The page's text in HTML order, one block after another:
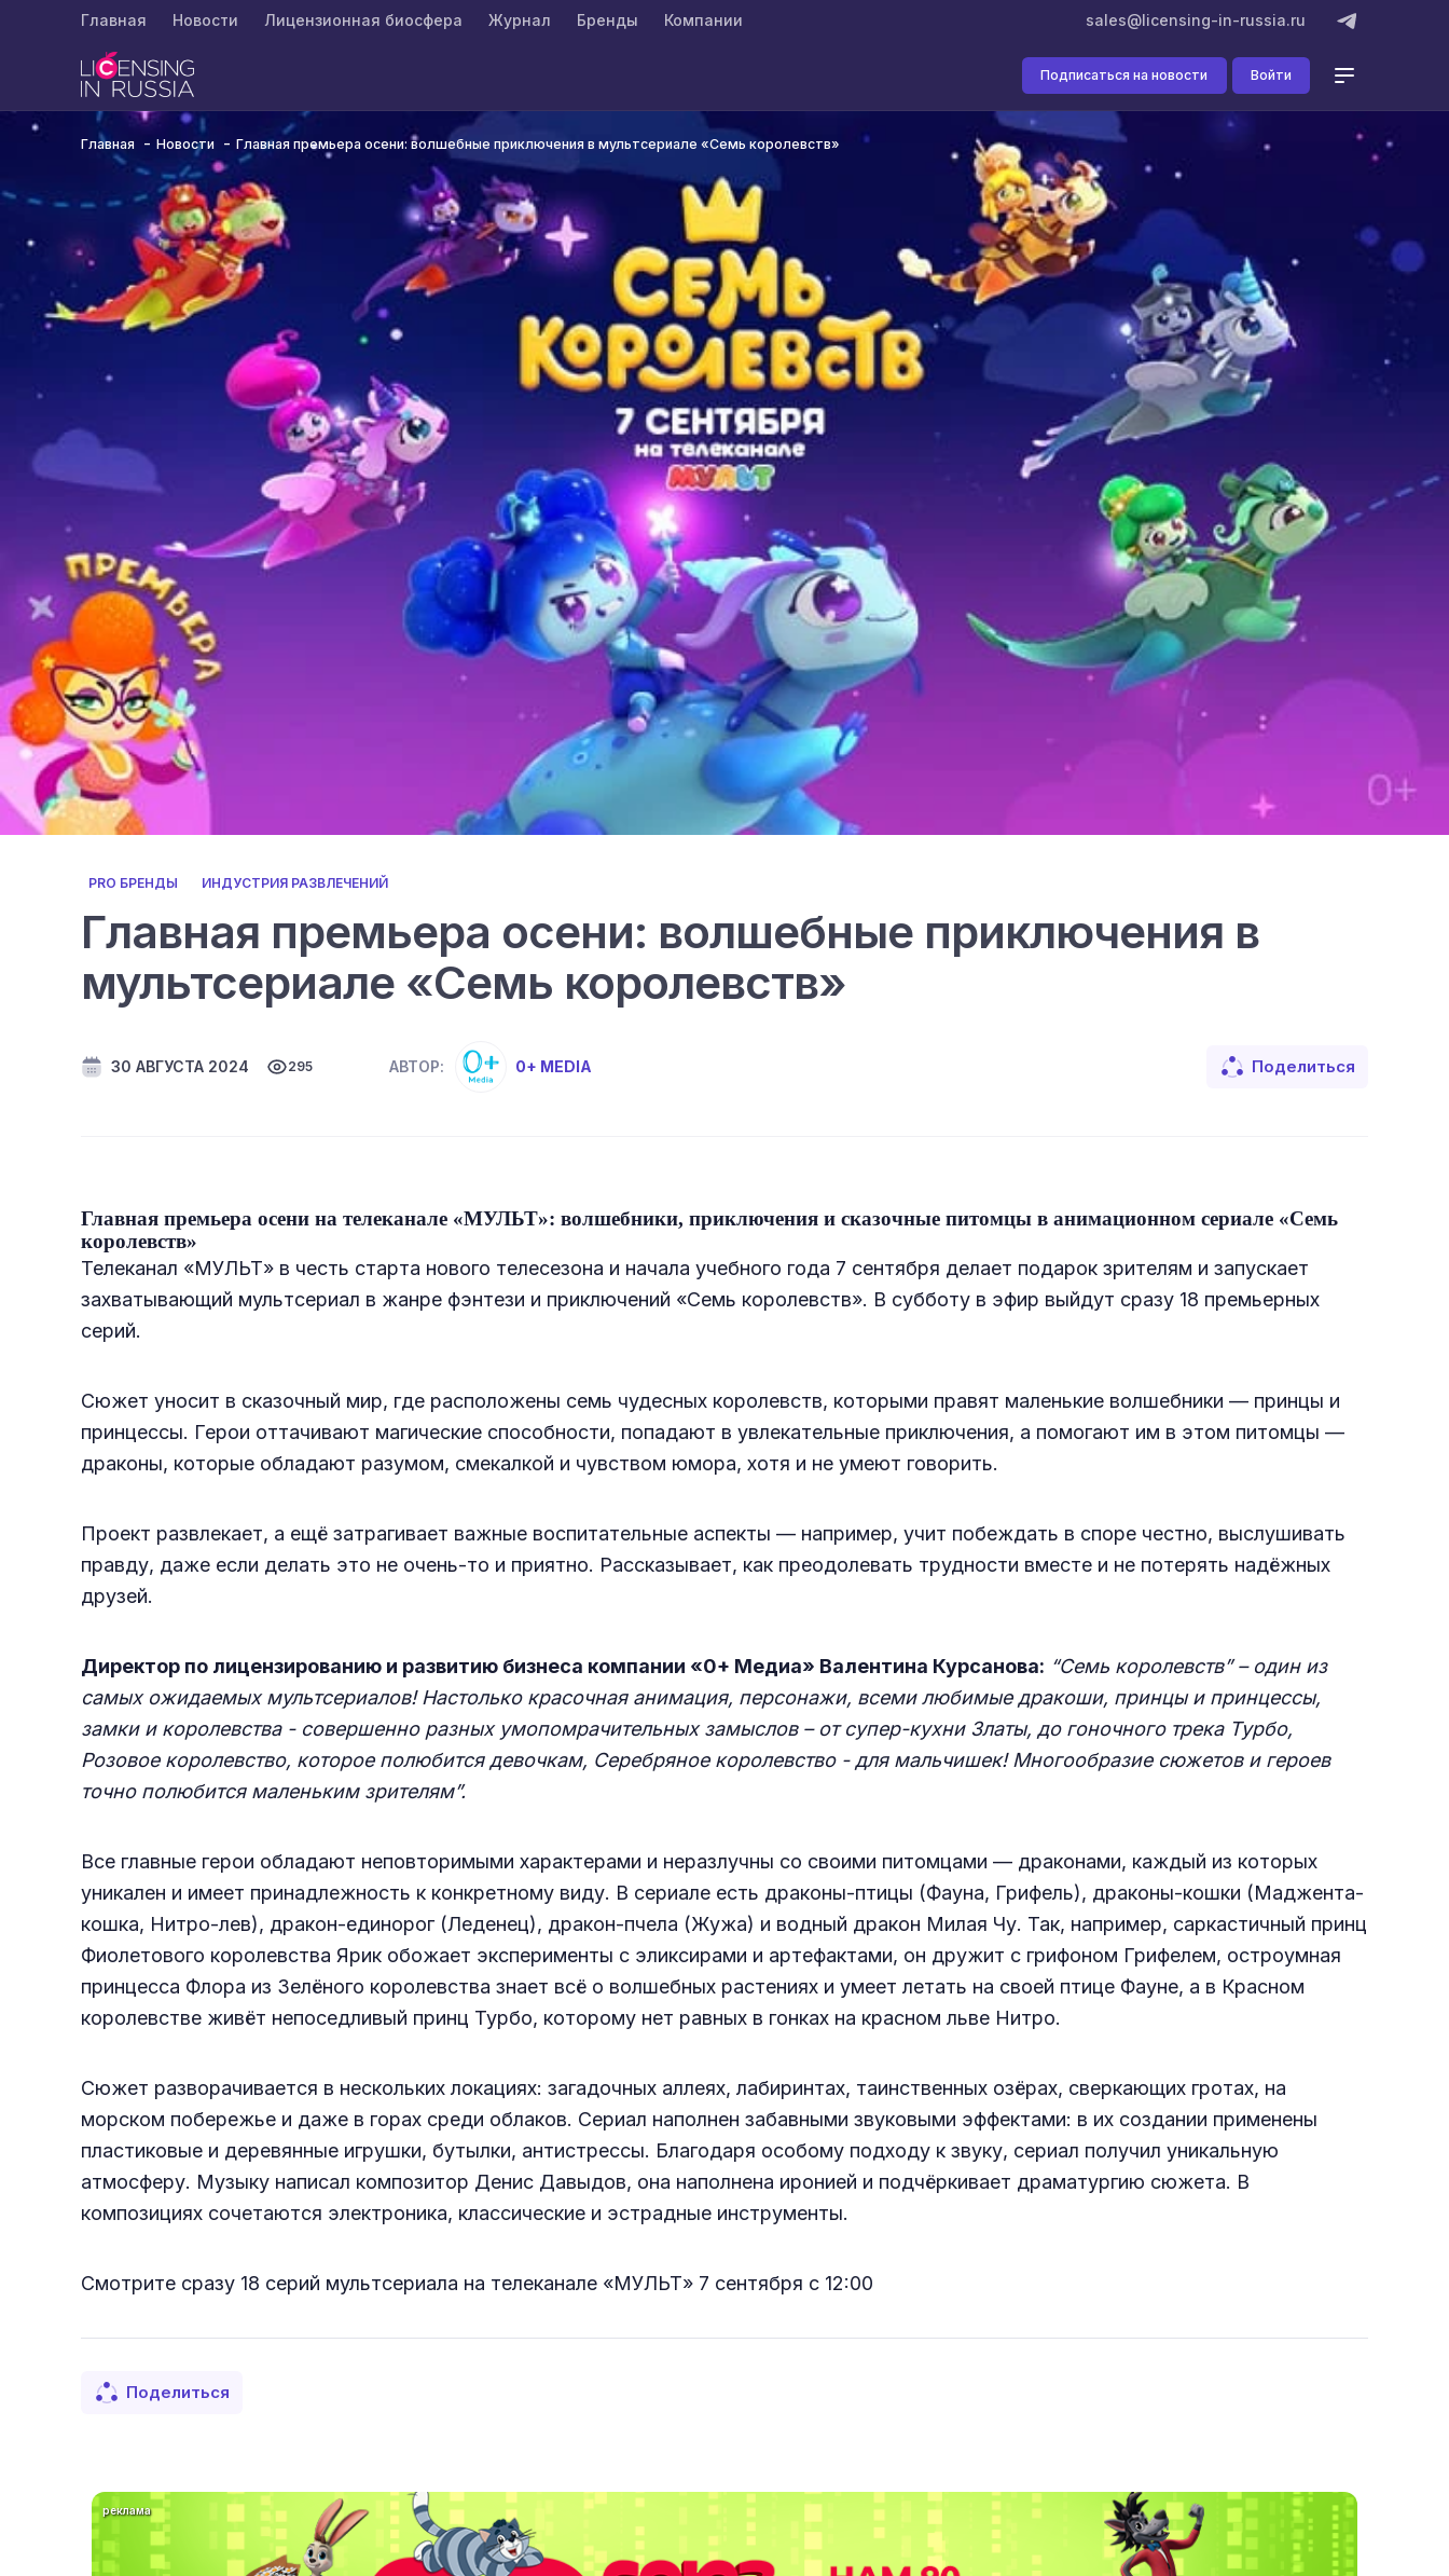
Главная Новости Лицензионная биосфера Журнал Бренды Компании sales@licensing-in-russia.ru
Подписаться на новости Войти
Главная Новости Главная премьера осени: волшебные приключения в мультсериале «Семь королевств»
PRO БРЕНДЫ ИНДУСТРИЯ РАЗВЛЕЧЕНИЙ
Главная премьера осени: волшебные приключения в
мультсериале «Семь королевств»
30 АВГУСТА 2024 295 АВТОР: 0+ MEDIA Поделиться
Главная премьера осени на телеканале «МУЛЬТ»: волшебники, приключения и сказочные питомцы в анимационном сериале «Семь
королевств»
Телеканал «МУЛЬТ» в честь старта нового телесезона и начала учебного года 7 сентября делает подарок зрителям и запускает
захватывающий мультсериал в жанре фэнтези и приключений «Семь королевств». В субботу в эфир выйдут сразу 18 премьерных
серий.
Сюжет уносит в сказочный мир, где расположены семь чудесных королевств, которыми правят маленькие волшебники — принцы и
принцессы. Герои оттачивают магические способности, попадают в увлекательные приключения, а помогают им в этом питомцы —
драконы, которые обладают разумом, смекалкой и чувством юмора, хотя и не умеют говорить.
Проект развлекает, а ещё затрагивает важные воспитательные аспекты — например, учит побеждать в споре честно, выслушивать
правду, даже если делать это не очень-то и приятно. Рассказывает, как преодолевать трудности вместе и не потерять надёжных
друзей.
Директор по лицензированию и развитию бизнеса компании «0+ Медиа» Валентина Курсанова: “Семь королевств” – один из
самых ожидаемых мультсериалов! Настолько красочная анимация, персонажи, всеми любимые дракоши, принцы и принцессы,
замки и королевства - совершенно разных умопомрачительных замыслов – от супер-кухни Златы, до гоночного трека Турбо,
Розовое королевство, которое полюбится девочкам, Серебряное королевство - для мальчишек! Многообразие сюжетов и героев
точно полюбится маленьким зрителям”.
Все главные герои обладают неповторимыми характерами и неразлучны со своими питомцами — драконами, каждый из которых
уникален и имеет принадлежность к конкретному виду. В сериале есть драконы-птицы (Фауна, Грифель), драконы-кошки (Маджента-
кошка, Нитро-лев), дракон-единорог (Леденец), дракон-пчела (Жужа) и водный дракон Милая Чу. Так, например, саркастичный принц
Фиолетового королевства Ярик обожает эксперименты с эликсирами и артефактами, он дружит с грифоном Грифелем, остроумная
принцесса Флора из Зелёного королевства знает всё о волшебных растениях и умеет летать на своей птице Фауне, а в Красном
королевстве живёт непоседливый принц Турбо, которому нет равных в гонках на красном льве Нитро.
Сюжет разворачивается в нескольких локациях: загадочных аллеях, лабиринтах, таинственных озёрах, сверкающих гротах, на
морском побережье и даже в горах среди облаков. Сериал наполнен забавными звуковыми эффектами: в их создании применены
пластиковые и деревянные игрушки, бутылки, антистрессы. Благодаря особому подходу к звуку, сериал получил уникальную
атмосферу. Музыку написал композитор Денис Давыдов, она наполнена иронией и подчёркивает драматургию сюжета. В
композициях сочетаются электроника, классические и эстрадные инструменты.
Смотрите сразу 18 серий мультсериала на телеканале «МУЛЬТ» 7 сентября с 12:00
Поделиться
реклама